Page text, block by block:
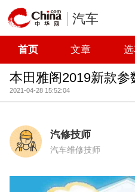
汽车
首页 文章
本田雅阁2019新款参
2021-04-28 15:52:04
汽修技师
汽车维修技师